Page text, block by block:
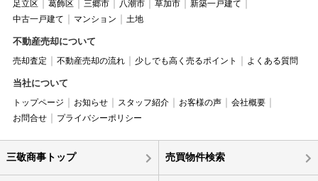
足立区 葛飾区 三郷市 八潮市 草加市
新築一戸建て
中古一戸建て
マンション 土地
不動産売却について
売却査定 不動産売却の流れ 少しでも高く売るポイント よくある質問
当社について
トップページ お知らせ スタッフ紹介 お客様の声
会社概要
お問合せ
プライバシーポリシー
三敬商事トップ 売買物件検索